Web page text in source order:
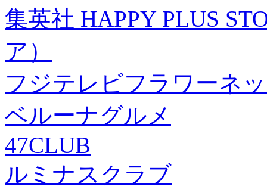
集英社 HAPPY PLUS
ア）
フジテレビフラワーネ
ベルーナグルメ
47CLUB
ルミナスクラブ